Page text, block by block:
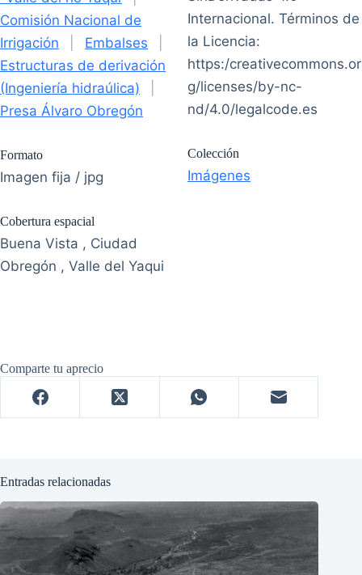
Comisión Nacional de
Irrigación
Embalses
Estructuras de derivación
(Ingeniería hidraúlica)
Presa Álvaro Obregón
Formato
Imagen fija / jpg
Cobertura espacial
Buena Vista , Ciudad
Obregón , Valle del Yaqui
Internacional. Términos de
la Licencia:
https:/creativecommons.or
g/licenses/by-nc-
nd/4.0/legalcode.es
Colección
Imágenes
Comparte tu aprecio
Entradas relacionadas